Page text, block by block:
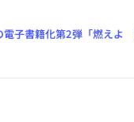
子書籍化第2弾「燃えよ